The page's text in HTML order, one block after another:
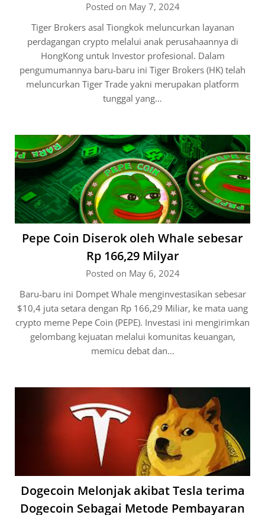
Posted on May 7, 2024
Tiger Brokers asal Tiongkok meluncurkan layanan
perdagangan crypto melalui anak perusahaannya di
HongKong untuk Investor profesional. Dalam
pengumumannya baru-baru ini Tiger Brokers (HK) telah
meluncurkan Tiger Trade yakni merupakan platform
tunggal yang…
Pepe Coin Diserok oleh Whale sebesar
Rp 166,29 Milyar
Posted on May 6, 2024
Baru-baru ini Dompet Whale menginvestasikan sebesar
$10,4 juta setara dengan Rp 166,29 Miliar, ke mata uang
crypto meme Pepe Coin (PEPE). Investasi ini mengirimkan
gelombang kejuatan melalui komunitas keuangan,
memicu debat dan…
Dogecoin Melonjak akibat Tesla terima
Dogecoin Sebagai Metode Pembayaran